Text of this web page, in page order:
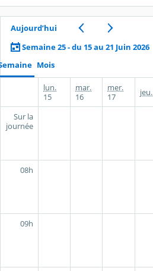
Aujourd’hui
Semaine 25 - du 15 au 21 Juin 2026
Mois
lun.
15
mar.
16
mer.
17
jeu.
Sur la
journée
08h
09h